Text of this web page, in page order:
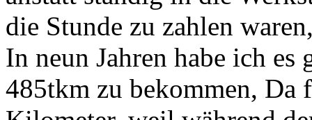
die Stunde zu zahlen
In neun Jahren habe ich
485tkm zu bekommen, Da